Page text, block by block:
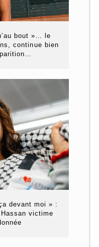
bout »… le
continue bien
devant moi » :
victime